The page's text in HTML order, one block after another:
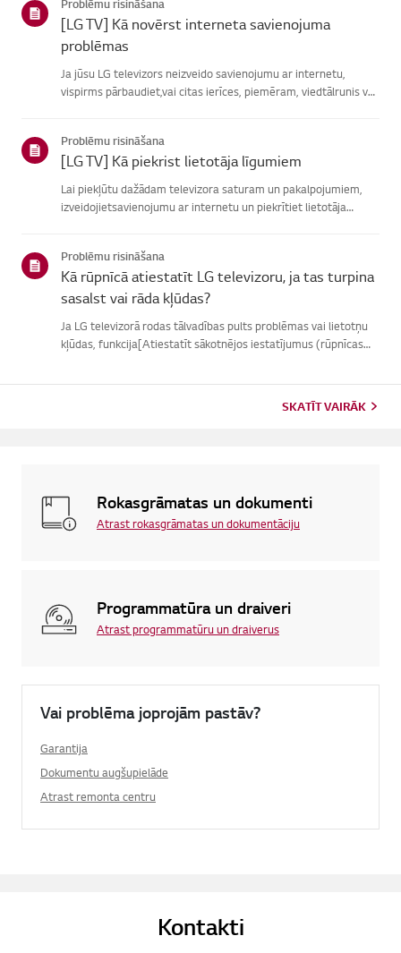
Problēmu risināšana
[LG TV] Kā novērst interneta savienojuma
problēmas
Ja jūsu LG televizors neizveido savienojumu ar internetu,
vispirms pārbaudiet,vai citas ierīces, piemēram, viedtālrunis vai
Problēmu risināšana
[LG TV] Kā piekrist lietotāja līgumiem
Lai piekļūtu dažādam televizora saturam un pakalpojumiem,
izveidojietsavienojumu ar internetu un piekrītiet lietotāja
Problēmu risināšana
Kā rūpnīcā atiestatīt LG televizoru, ja tas turpina
sasalst vai rāda kļūdas?
Ja LG televizorā rodas tālvadības pults problēmas vai lietotņu
kļūdas, funkcija[Atiestatīt sākotnējos iestatījumus (rūpnīcas
SKATĪT VAIRĀK
Rokasgrāmatas un dokumenti
Atrast rokasgrāmatas un dokumentāciju
Programmatūra un draiveri
Atrast programmatūru un draiverus
Vai problēma joprojām pastāv?
Garantija
Dokumentu augšupielāde
Atrast remonta centru
Kontakti